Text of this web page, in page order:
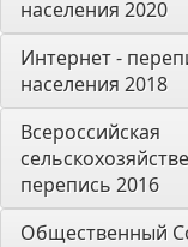
населения 2020
Интернет -
населения 2018
Всероссийская
перепись 2016
Общественный